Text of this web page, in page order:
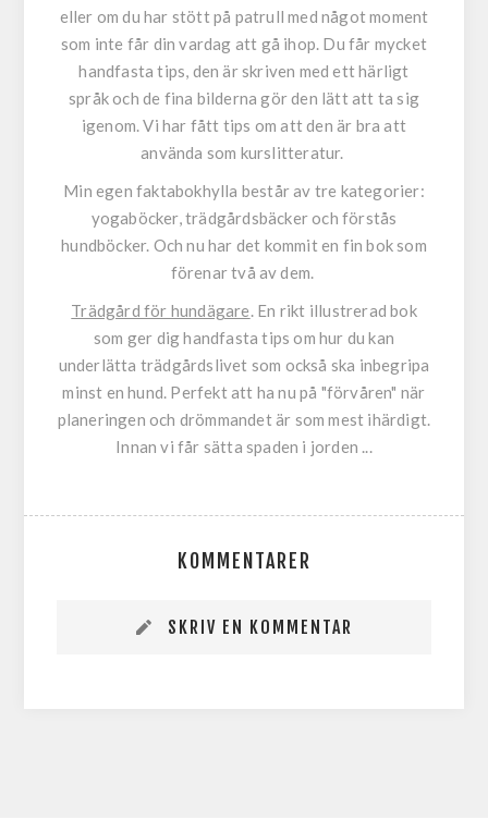
eller om du har stött på patrull med något moment
som inte får din vardag att gå ihop. Du får mycket
handfasta tips, den är skriven med ett härligt
språk och de fina bilderna gör den lätt att ta sig
igenom. Vi har fått tips om att den är bra att
använda som kurslitteratur.
Min egen faktabokhylla består av tre kategorier:
yogaböcker, trädgårdsbäcker och förstås
hundböcker. Och nu har det kommit en fin bok som
förenar två av dem.
Trädgård för hundägare. En rikt illustrerad bok
som ger dig handfasta tips om hur du kan
underlätta trädgårdslivet som också ska inbegripa
minst en hund. Perfekt att ha nu på "förvåren" när
planeringen och drömmandet är som mest ihärdigt.
Innan vi får sätta spaden i jorden ...
KOMMENTARER
SKRIV EN KOMMENTAR